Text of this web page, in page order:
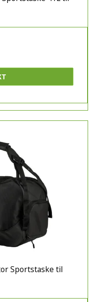
Sportstaske til